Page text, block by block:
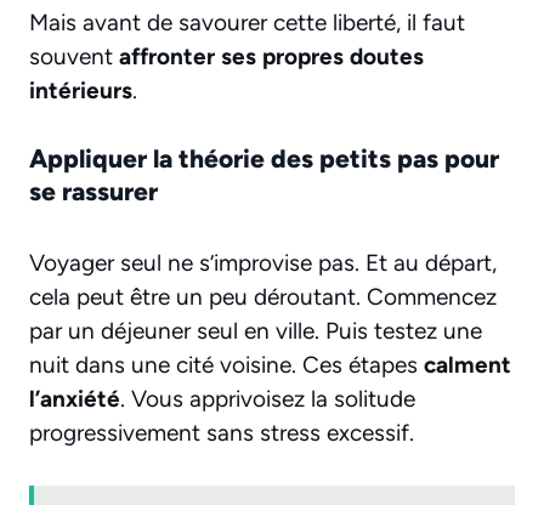
Mais avant de savourer cette liberté, il faut
souvent affronter ses propres doutes
intérieurs.
Appliquer la théorie des petits pas pour
se rassurer
Voyager seul ne s’improvise pas. Et au départ,
cela peut être un peu déroutant. Commencez
par un déjeuner seul en ville. Puis testez une
nuit dans une cité voisine. Ces étapes calment
l’anxiété. Vous apprivoisez la solitude
progressivement sans stress excessif.